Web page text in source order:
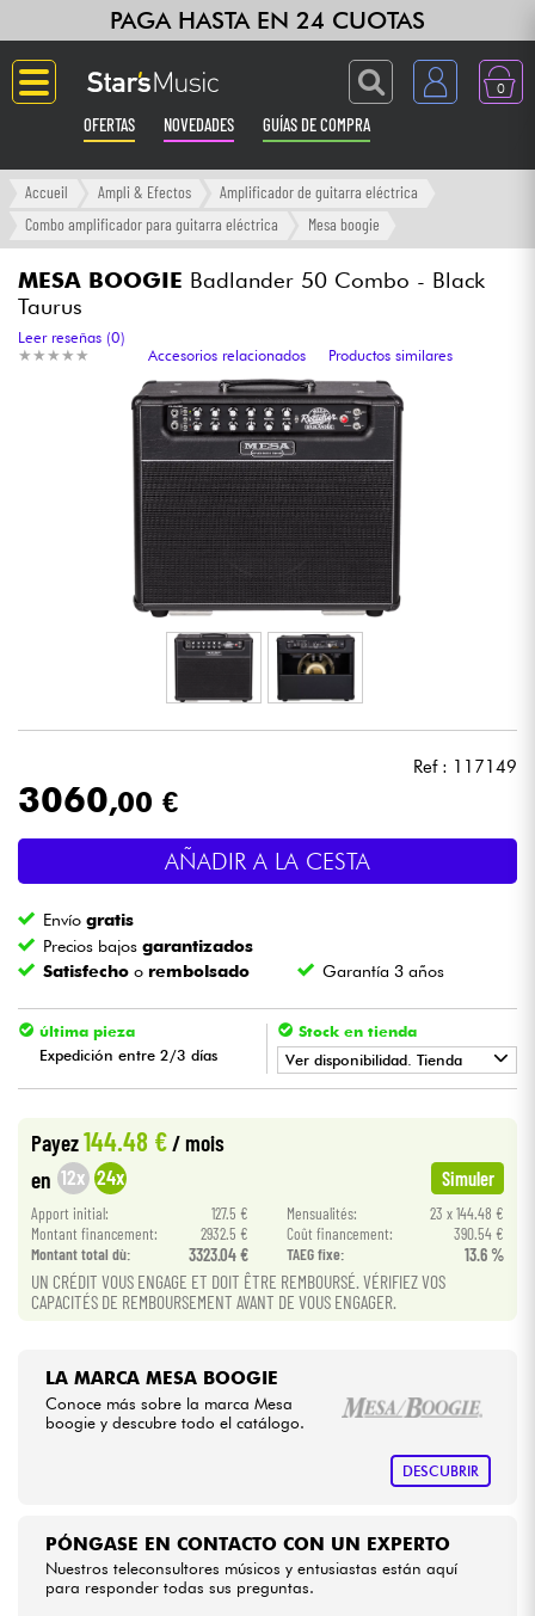
PAGA HASTA EN 24 CUOTAS
0
OFERTAS NOVEDADES GUÍAS DE COMPRA
Langue
Sintetizadores & samplers
Grabación
Auriculares
Luces
Batería y percusión
Vientos
Niños
Cables & Acces.
HiFi
Bundle
Ver nuestras marcas
Accueil Ampli & Efectos
Amplificador de guitarra eléctrica
Combo amplificador para guitarra eléctrica
Mesa boogie
MESA BOOGIE Badlander 50 Combo - Black
Taurus
★ ★ ★ ★ ★
★ ★ ★ ★ ★
Leer reseñas (0)
Accesorios relacionados
Productos similares
Ref : 117149
3060,00 €
AÑADIR A LA CESTA
Envíogratis
Precios bajosgarantizados
Satisfecho o rembolsado Garantía 3 años
última pieza
Expedición entre 2/3 días
Stock en tienda
Ver disponibilidad. Tienda
Payez144.48 € / mois
en 12x 24x Simuler
Apport initial: 127.5 € Mensualités:
23 x 144.48 €
Montant financement:
2932.5 € Coût financement:
390.54 €
Montant total dù:
3323.04 € TAEG fixe: 13.6 %
UN CRÉDIT VOUS ENGAGE ET DOIT ÊTRE REMBOURSÉ. VÉRIFIEZ VOS
CAPACITÉS DE REMBOURSEMENT AVANT DE VOUS ENGAGER.
LA MARCA MESA BOOGIE
Conoce más sobre la marca Mesa
boogie y descubre todo el catálogo.
DESCUBRIR
PÓNGASE EN CONTACTO CON UN EXPERTO
Nuestros teleconsultores músicos y entusiastas están aquí
para responder todas sus preguntas.